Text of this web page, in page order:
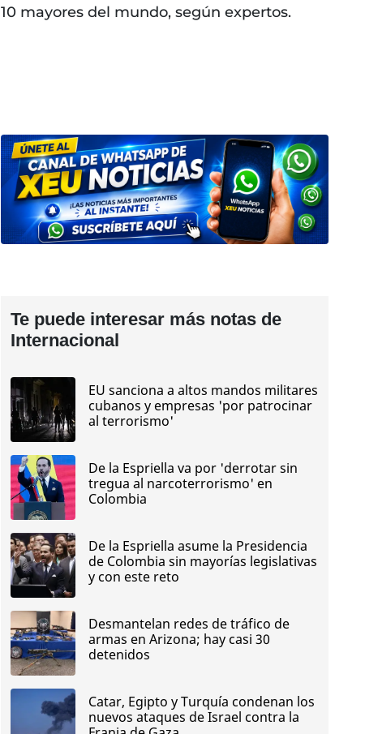
10 mayores del mundo, según expertos.
Te puede interesar más notas de
Internacional
EU sanciona a altos mandos militares
cubanos y empresas 'por patrocinar
al terrorismo'
De la Espriella va por 'derrotar sin
tregua al narcoterrorismo' en
Colombia
De la Espriella asume la Presidencia
de Colombia sin mayorías legislativas
y con este reto
Desmantelan redes de tráfico de
armas en Arizona; hay casi 30
detenidos
Catar, Egipto y Turquía condenan los
nuevos ataques de Israel contra la